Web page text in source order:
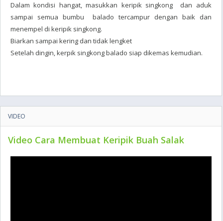
Dalam kondisi hangat, masukkan keripik singkong dan aduk
sampai semua bumbu balado tercampur dengan baik dan
menempel di keripik singkong.
Biarkan sampai kering dan tidak lengket
Setelah dingin, kerpik singkong balado siap dikemas kemudian.
VIDEO
Video Cara Membuat Keripik Buah Salak